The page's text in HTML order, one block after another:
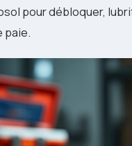
pour débloquer,
paie.